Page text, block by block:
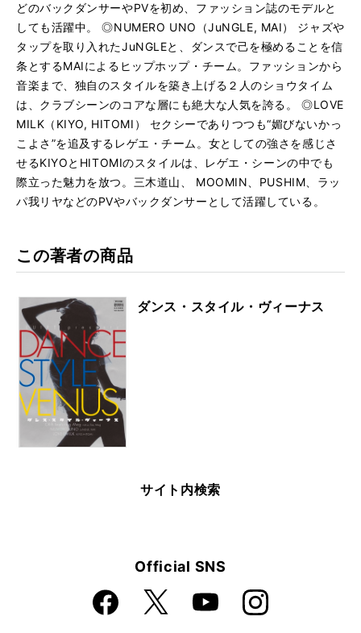
どのバックダンサーやPVを初め、ファッション誌のモデルと
しても活躍中。 ◎NUMERO UNO（JuNGLE, MAI） ジャズや
タップを取り入れたJuNGLEと、ダンスで己を極めることを信
条とするMAIによるヒップホップ・チーム。ファッションから
音楽まで、独自のスタイルを築き上げる２人のショウタイム
は、クラブシーンのコアな層にも絶大な人気を誇る。 ◎LOVE
MILK（KIYO, HITOMI） セクシーでありつつも“媚びないかっ
こよさ”を追及するレゲエ・チーム。女としての強さを感じさ
せるKIYOとHITOMIのスタイルは、レゲエ・シーンの中でも
際立った魅力を放つ。三木道山、 MOOMIN、PUSHIM、ラッ
パ我リヤなどのPVやバックダンサーとして活躍している。
この著者の商品
ダンス・スタイル・ヴィーナス
サイト内検索
Official SNS
Faceboo
k
X YouTube Instagra
m